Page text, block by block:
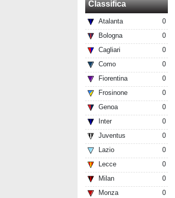
Classifica
Atalanta
0
Bologna
0
Cagliari
0
Como
0
Fiorentina
0
Frosinone
0
Genoa
0
Inter
0
Juventus
0
Lazio
0
Lecce
0
Milan
0
Monza
0